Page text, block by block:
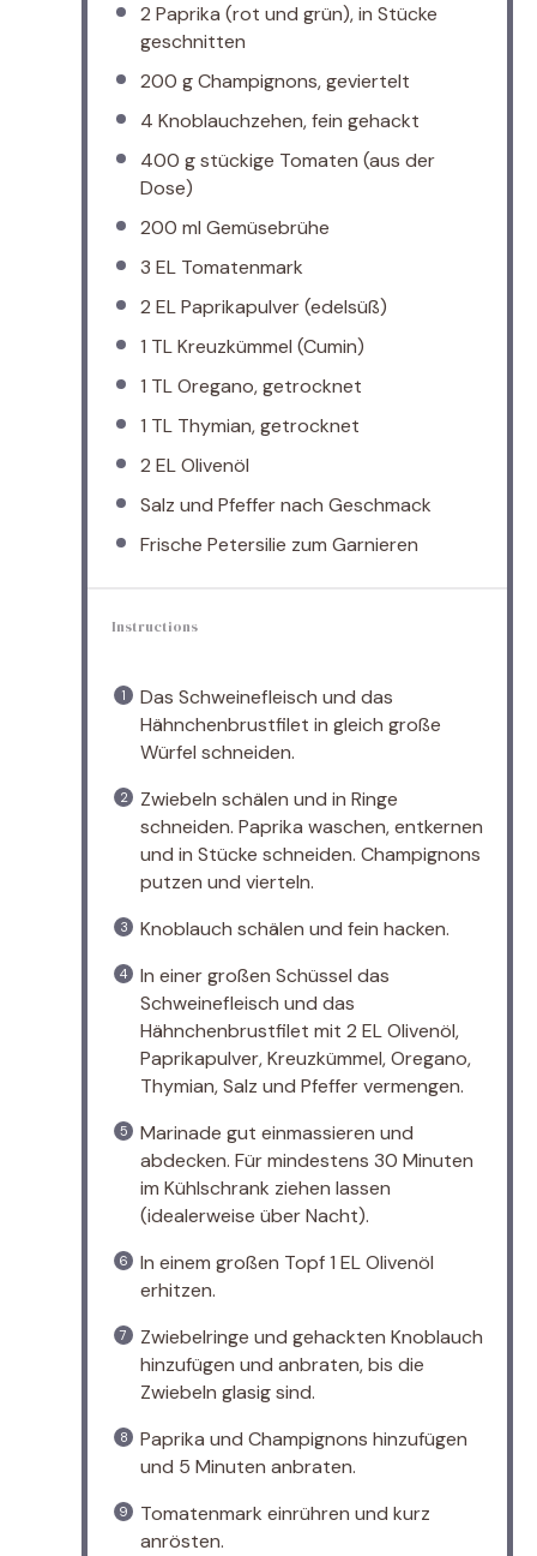
2 Paprika (rot und grün), in Stücke
geschnitten
200 gChampignons, geviertelt
4 Knoblauchzehen, fein gehackt
400 gstückige Tomaten (aus der
Dose)
200 ml Gemüsebrühe
3 EL Tomatenmark
2 EL Paprikapulver (edelsüß)
1 TL Kreuzkümmel (Cumin)
1 TL Oregano, getrocknet
1 TL Thymian, getrocknet
2 EL Olivenöl
Salz und Pfeffer nach Geschmack
Frische Petersilie zum Garnieren
Instructions
Das Schweinefleisch und das
Hähnchenbrustfilet in gleich große
Würfel schneiden.
Zwiebeln schälen und in Ringe
schneiden. Paprika waschen, entkernen
und in Stücke schneiden. Champignons
putzen und vierteln.
Knoblauch schälen und fein hacken.
In einer großen Schüssel das
Schweinefleisch und das
Hähnchenbrustfilet mit 2 EL Olivenöl,
Paprikapulver, Kreuzkümmel, Oregano,
Thymian, Salz und Pfeffer vermengen.
Marinade gut einmassieren und
abdecken. Für mindestens 30 Minuten
im Kühlschrank ziehen lassen
(idealerweise über Nacht).
In einem großen Topf 1 EL Olivenöl
erhitzen.
Zwiebelringe und gehackten Knoblauch
hinzufügen und anbraten, bis die
Zwiebeln glasig sind.
Paprika und Champignons hinzufügen
und 5 Minuten anbraten.
Tomatenmark einrühren und kurz
anrösten.